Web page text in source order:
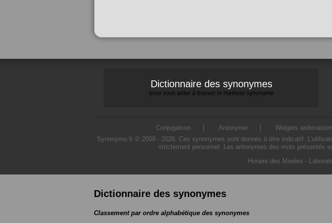
Dictionnaire des synonymes
pour vous aider à trouver le meilleur synonyme
Conjugaison Antonyme Widgets
Synonymo.fr © 2009 - 2026. Ces synonymes sont donnés à titre indicatif.
strictement personnel. Les antonymes des mots présentés
Horaire des Marées -
Dictionnaire des synonymes
Classement par ordre alphabétique des synonymes